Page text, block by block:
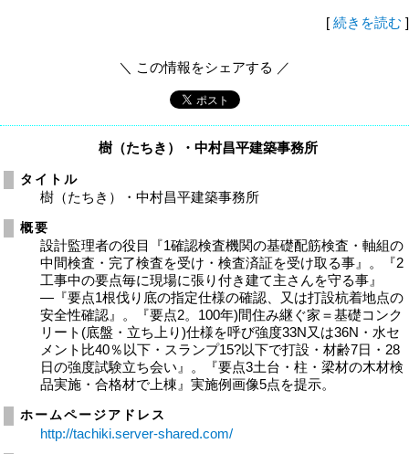
[ 続きを読む ]
＼ この情報をシェアする ／
樹（たちき）・中村昌平建築事務所
タイトル
樹（たちき）・中村昌平建築事務所
概要
設計監理者の役目『1確認検査機関の基礎配筋検査・軸組の
中間検査・完了検査を受け・検査済証を受け取る事』。『2
工事中の要点毎に現場に張り付き建て主さんを守る事』
―『要点1根伐り底の指定仕様の確認、又は打設杭着地点の
安全性確認』。『要点2。100年)間住み継ぐ家＝基礎コンク
リート(底盤・立ち上り)仕様を呼び強度33N又は36N・水セ
メント比40％以下・スランプ15?以下で打設・材齢7日・28
日の強度試験立ち会い』。『要点3土台・柱・梁材の木材検
品実施・合格材で上棟』実施例画像5点を提示。
ホームページアドレス
http://tachiki.server-shared.com/